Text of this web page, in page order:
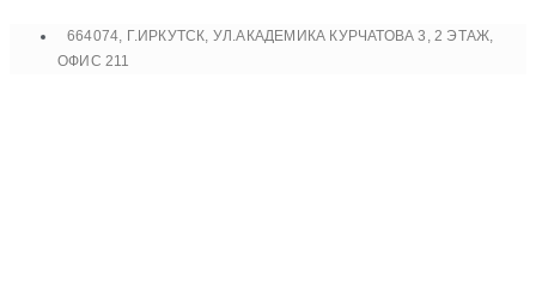
содержимому
664074, Г.ИРКУТСК, УЛ.АКАДЕМИКА КУРЧАТОВА 3, 2 ЭТАЖ,
ОФИС 211